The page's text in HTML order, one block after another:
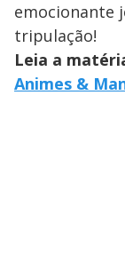
emocionante
tripulação!
Leia a
Animes &